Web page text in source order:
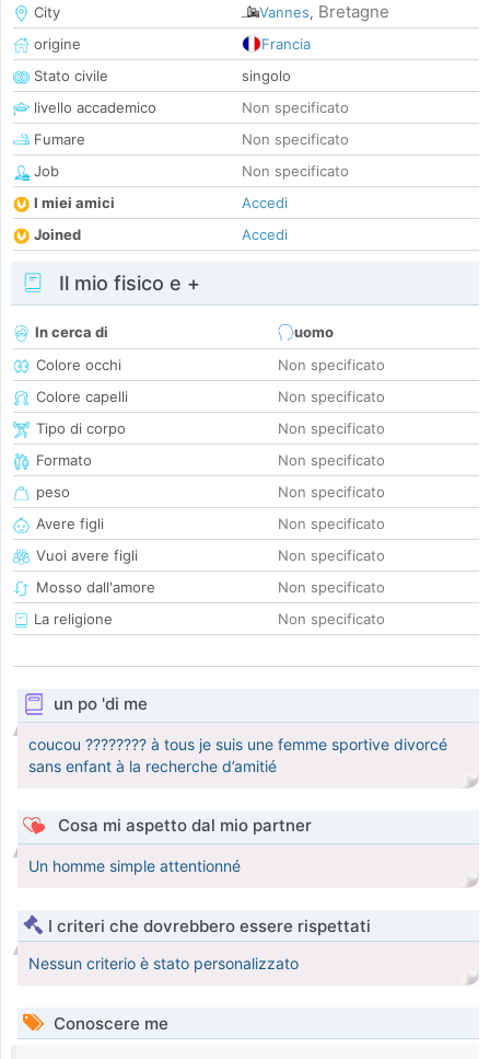
City
Vannes, Bretagne
origine
Francia
Stato civile
singolo
livello accademico
Non specificato
Fumare
Non specificato
Job
Non specificato
I miei amici
Accedi
Joined
Accedi
Il mio fisico e +
In cerca di
uomo
Colore occhi
Non specificato
Colore capelli
Non specificato
Tipo di corpo
Non specificato
Formato
Non specificato
peso
Non specificato
Avere figli
Non specificato
Vuoi avere figli
Non specificato
Mosso dall'amore
Non specificato
La religione
Non specificato
un po 'di me
coucou ???????? à tous je suis une femme sportive divorcé
sans enfant à la recherche d’amitié
Cosa mi aspetto dal mio partner
Un homme simple attentionné
I criteri che dovrebbero essere rispettati
Nessun criterio è stato personalizzato
Conoscere me